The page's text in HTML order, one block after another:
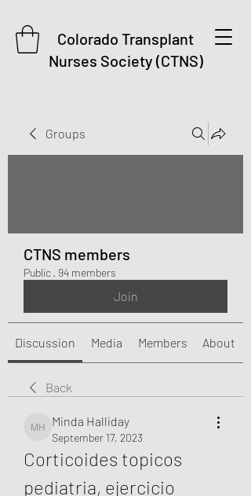
Colorado Transplant
Nurses Society (CTNS)
Groups
CTNS members
Public · 94 members
Join
Discussion Media Members About
Back
Minda Halliday
Minda Halliday
September 17, 2023
Corticoides topicos
pediatria, ejercicio